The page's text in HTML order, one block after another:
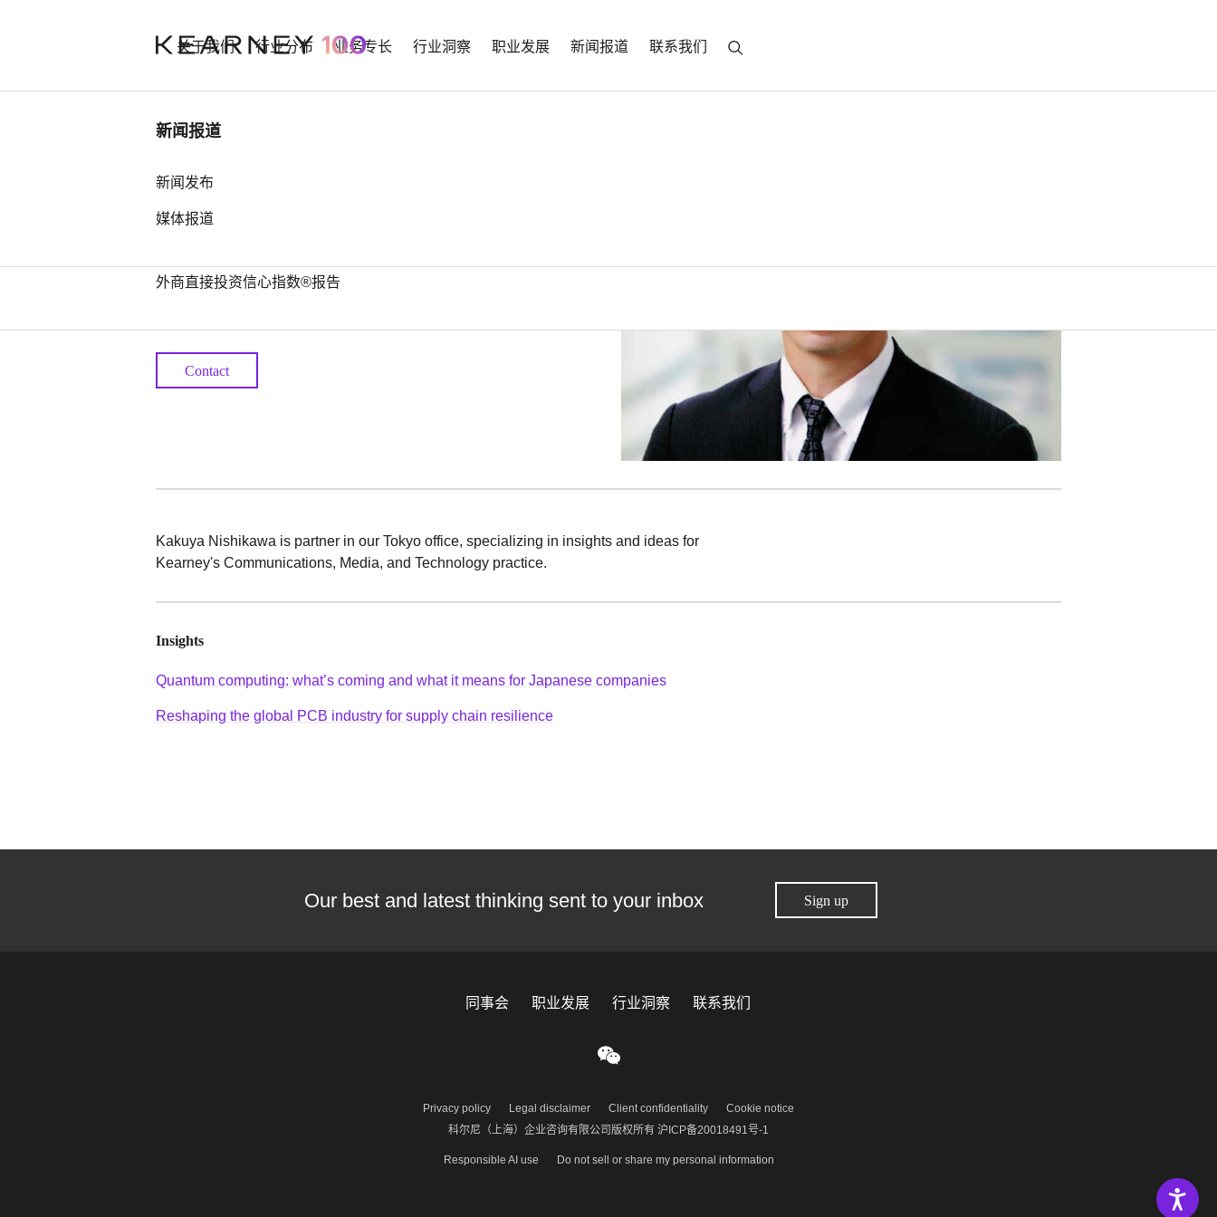
关于我们 行业分布 业务专长 行业洞察
行业洞察
中国奢侈品市场： 迈向审慎复苏之
外商直接投资信心指数®报告
职业发展 新闻报道
新闻报道
新闻发布
媒体报道
联系我们
Kakuya
Nishikawa
Contact
Kakuya Nishikawa is partner in our Tokyo office, specializing in insights and ideas for
Kearney's Communications, Media, and Technology practice.
Insights
Quantum computing: what’s coming and what it means for Japanese companies
Reshaping the global PCB industry for supply chain resilience
Our best and latest thinking sent to your inbox Sign up
同事会 职业发展 行业洞察 联系我们
Privacy policy Legal disclaimer Client confidentiality
Cookie notice
科尔尼（上海）企业咨询有限公司版权所有 沪ICP备20018491号-1
Responsible AI use Do not sell or share my personal information